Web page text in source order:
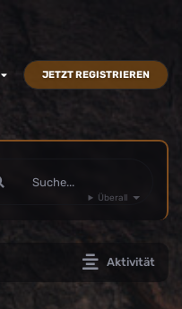
JETZT REGISTRIEREN
Überall
Aktivität